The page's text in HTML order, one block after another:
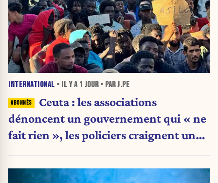
INTERNATIONAL • IL Y A 1 JOUR• PAR J.PE
Ceuta : les associations
dénoncent un gouvernement qui « ne
fait rien », les policiers craignent une